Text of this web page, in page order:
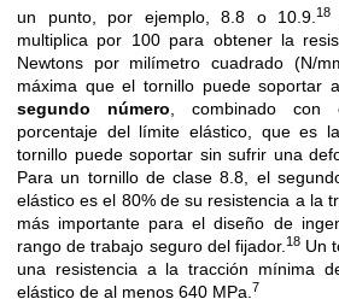
un punto, por ejemplo, 8.8 o 10.9. 18
multiplica por 100 para obtener la
Newtons por milímetro cuadrado (N/
máxima que el tornillo puede soportar
segundo número , combinado
porcentaje del límite elástico, que es
tornillo puede soportar sin sufrir una
Para un tornillo de clase 8.8, el
elástico es el 80% de su resistencia a la
más importante para el diseño de
rango de trabajo seguro del fijador. 18Un
una resistencia a la tracción mínima
elástico de al menos 640 MPa. 7